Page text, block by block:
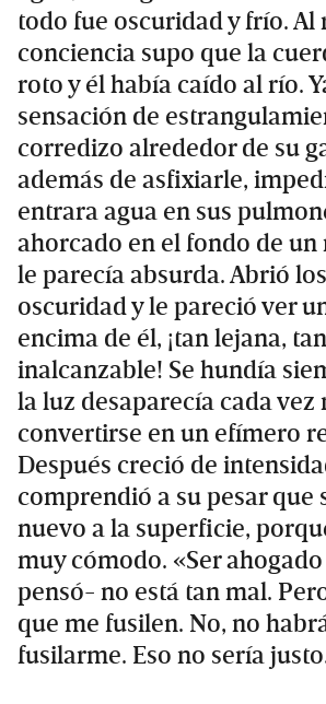
todo fue oscuridad y frío. Al
conciencia supo que la
roto y él había caído al río.
sensación de
corredizo alrededor de su
además de asfixiarle,
entrara agua en sus
ahorcado en el fondo de un
le parecía absurda. Abrió
oscuridad y le pareció ver
encima de él, ¡tan lejana, tan
inalcanzable! Se hundía
la luz desaparecía cada vez
convertirse en un efímero
Después creció de
comprendió a su pesar que
nuevo a la superficie,
muy cómodo. «Ser
pensó- no está tan mal.
que me fusilen. No, no
fusilarme. Eso no sería